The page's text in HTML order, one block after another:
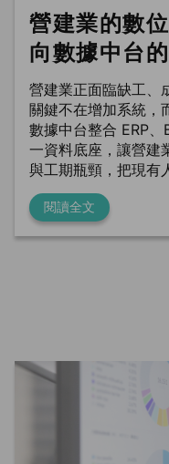
營建業的數
向數據中台
營建業正面臨缺工、
關鍵不在增加系統，
數據中台整合 ERP
一資料底座，讓營建
與工期瓶頸，把現有
閱讀全文